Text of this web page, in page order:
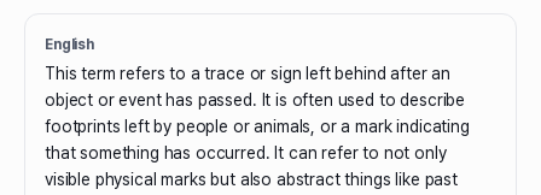
English
This term refers to a trace or sign left behind after an
object or event has passed. It is often used to describe
footprints left by people or animals, or a mark indicating
that something has occurred. It can refer to not only
visible physical marks but also abstract things like past